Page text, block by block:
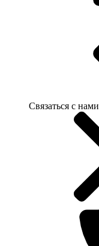
Связаться с нами